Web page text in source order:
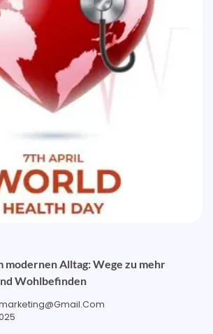
modernen Alltag: Wege zu mehr
Wohlbefinden